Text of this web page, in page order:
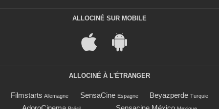
ALLOCINÉ SUR MOBILE
ALLOCINÉ À L'ÉTRANGER
Filmstarts Allemagne SensaCine Espagne Beyazperde Turquie